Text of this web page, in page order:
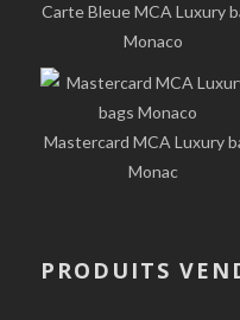
Carte Bleue MCA Luxury
Monaco
Mastercard MCA Luxury
Monac
PRODUITS